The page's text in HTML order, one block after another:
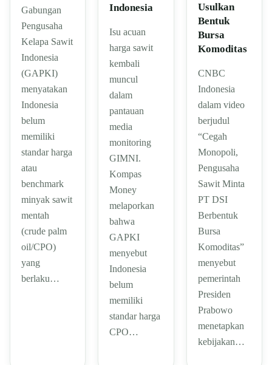
Gabungan
Pengusaha
Kelapa Sawit
Indonesia
(GAPKI)
menyatakan
Indonesia
belum
memiliki
standar harga
atau
benchmark
minyak sawit
mentah
(crude palm
oil/CPO)
yang
berlaku…
Indonesia
Isu acuan
harga sawit
kembali
muncul
dalam
pantauan
media
monitoring
GIMNI.
Kompas
Money
melaporkan
bahwa
GAPKI
menyebut
Indonesia
belum
memiliki
standar harga
CPO…
Usulkan
Bentuk
Bursa
Komoditas
CNBC
Indonesia
dalam video
berjudul
“Cegah
Monopoli,
Pengusaha
Sawit Minta
PT DSI
Berbentuk
Bursa
Komoditas”
menyebut
pemerintah
Presiden
Prabowo
menetapkan
kebijakan…